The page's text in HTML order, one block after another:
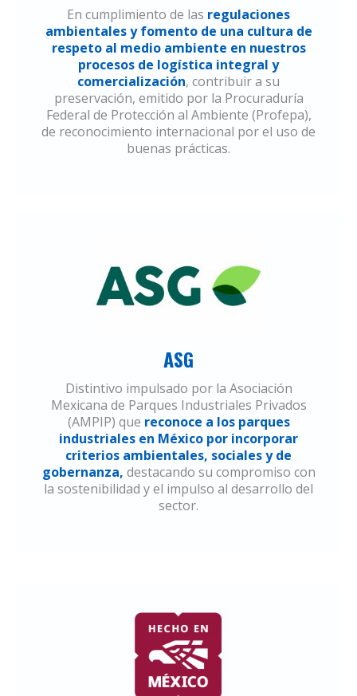
En cumplimiento de las regulaciones
ambientales y fomento de una cultura de
respeto al medio ambiente en nuestros
procesos de logística integral y
comercialización, contribuir a su
preservación, emitido por la Procuraduría
Federal de Protección al Ambiente (Profepa),
de reconocimiento internacional por el uso de
buenas prácticas.
ASG
Distintivo impulsado por la Asociación
Mexicana de Parques Industriales Privados
(AMPIP) que reconoce a los parques
industriales en México por incorporar
criterios ambientales, sociales y de
gobernanza, destacando su compromiso con
la sostenibilidad y el impulso al desarrollo del
sector.